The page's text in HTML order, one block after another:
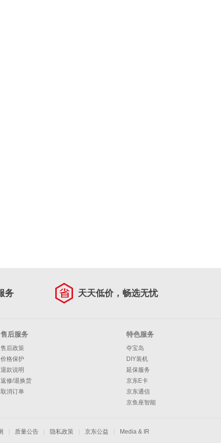
务 天天低价，畅选无忧
售后服务
售后政策
价格保护
退款说明
返修/退换货
取消订单
特色服务
夺宝岛
DIY装机
延保服务
京东E卡
京东通信
京鱼座智能
质量公告 隐私政策 京东公益 Media & IR